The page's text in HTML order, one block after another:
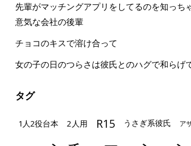
先輩がマッチングアプリをしてるのを知っち
意気な会社の後輩
チョコのキスで溶け合って
女の子の日のつらさは彼氏とのハグで和らげ
タグ
1人2役台本 2人用 R15 うさぎ系彼氏 ア